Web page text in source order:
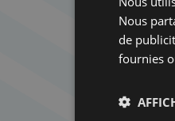
Nous
de
fournies